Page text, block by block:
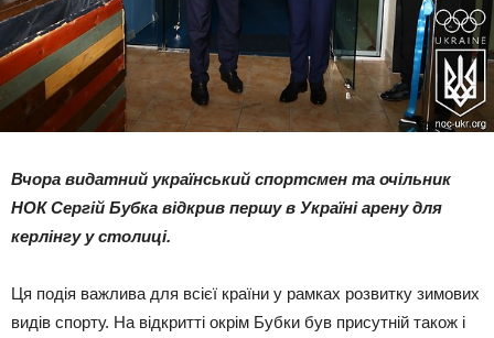
Вчора видатний український спортсмен та очільник
НОК Сергій Бубка відкрив першу в Україні арену для
керлінгу у столиці.
Ця подія важлива для всієї країни у рамках розвитку зимових
видів спорту. На відкритті окрім Бубки був присутній також і